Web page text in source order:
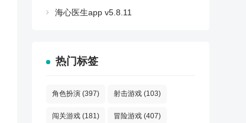
海心医生app v5.8.11
热门标签
角色扮演 (397) 射击游戏 (103)
闯关游戏 (181) 冒险游戏 (407)